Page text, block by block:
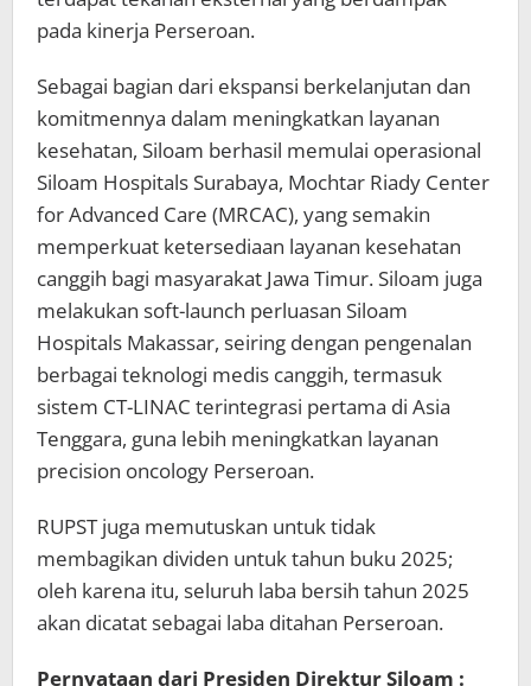
pada kinerja Perseroan.
Sebagai bagian dari ekspansi berkelanjutan dan
komitmennya dalam meningkatkan layanan
kesehatan, Siloam berhasil memulai operasional
Siloam Hospitals Surabaya, Mochtar Riady Center
for Advanced Care (MRCAC), yang semakin
memperkuat ketersediaan layanan kesehatan
canggih bagi masyarakat Jawa Timur. Siloam juga
melakukan soft-launch perluasan Siloam
Hospitals Makassar, seiring dengan pengenalan
berbagai teknologi medis canggih, termasuk
sistem CT-LINAC terintegrasi pertama di Asia
Tenggara, guna lebih meningkatkan layanan
precision oncology Perseroan.
RUPST juga memutuskan untuk tidak
membagikan dividen untuk tahun buku 2025;
oleh karena itu, seluruh laba bersih tahun 2025
akan dicatat sebagai laba ditahan Perseroan.
Pernyataan dari Presiden Direktur Siloam :